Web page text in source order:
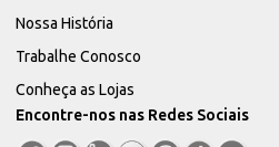
Nossa História
Trabalhe Conosco
Conheça as Lojas
Encontre-nos nas Redes Sociais